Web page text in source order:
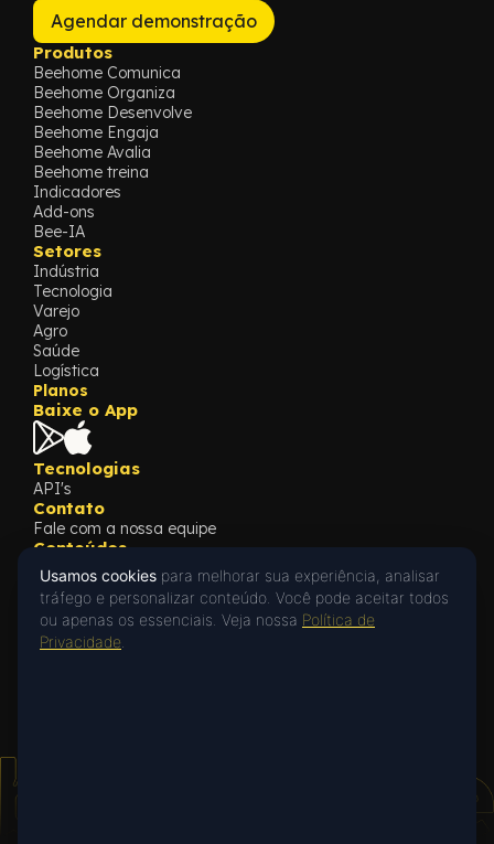
Agendar demonstração
Produtos
Beehome Comunica
Beehome Organiza
Beehome Desenvolve
Beehome Engaja
Beehome Avalia
Beehome treina
Indicadores
Add-ons
Bee-IA
Setores
Indústria
Tecnologia
Varejo
Agro
Saúde
Logística
Planos
Baixe o App
Tecnologias
API's
Contato
Fale com a nossa equipe
Conteúdos
Blog
Cases
What's New
Privacidade
Privacy Policy
Usamos cookies para melhorar sua experiência, analisar
tráfego e personalizar conteúdo. Você pode aceitar todos
ou apenas os essenciais. Veja nossa Política de
Privacidade
Oi! 👋 Posso ajudar?